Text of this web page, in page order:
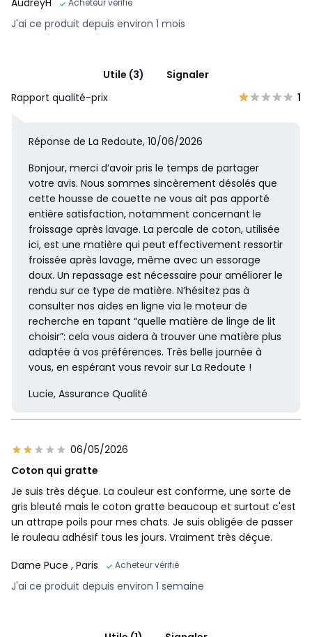
AudreyH
Acheteur vérifié
J'ai ce produit depuis environ 1 mois
Utile (3)
Signaler
Rapport qualité-prix
1
Réponse de La Redoute, 10/06/2026
Bonjour, merci d’avoir pris le temps de partager
votre avis. Nous sommes sincèrement désolés que
cette housse de couette ne vous ait pas apporté
entière satisfaction, notamment concernant le
froissage après lavage. La percale de coton, utilisée
ici, est une matière qui peut effectivement ressortir
froissée après lavage, même avec un essorage
doux. Un repassage est nécessaire pour améliorer le
rendu sur ce type de matière. N’hésitez pas à
consulter nos aides en ligne via le moteur de
recherche en tapant “quelle matière de linge de lit
choisir”: cela vous aidera à trouver une matière plus
adaptée à vos préférences. Très belle journée à
vous, en espérant vous revoir sur La Redoute !
Lucie, Assurance Qualité
06/05/2026
Coton qui gratte
Je suis très déçue. La couleur est conforme, une sorte de
gris bleuté mais le coton gratte beaucoup et surtout c'est
un attrape poils pour mes chats. Je suis obligée de passer
le rouleau adhésif tous les jours. Vraiment très déçue.
Dame Puce , Paris Acheteur vérifié
J'ai ce produit depuis environ 1 semaine